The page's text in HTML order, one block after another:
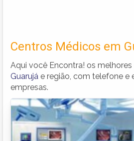
Centros Médicos em
Aqui você Encontra! os melhores
Guarujá e região, com telefone e
empresas.